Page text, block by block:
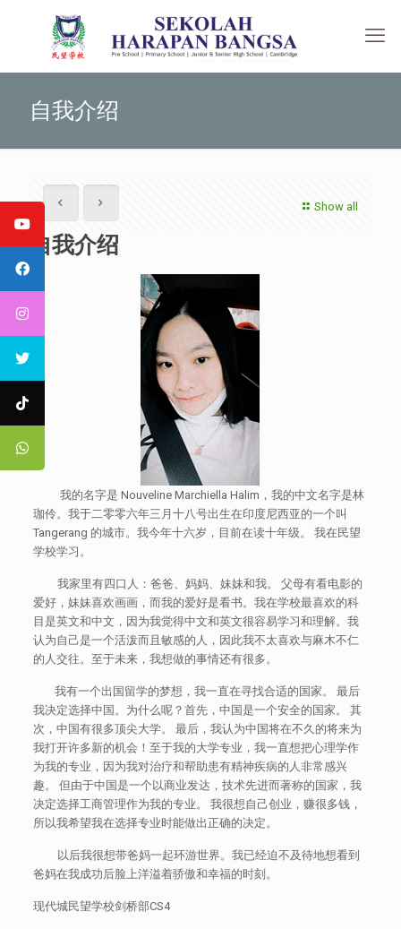
自我介绍
Show all
自我介绍
我的名字是 Nouveline Marchiella Halim，我的中文名字是林
珈伶。我于二零零六年三月十八号出生在印度尼西亚的一个叫
Tangerang 的城市。我今年十六岁，目前在读十年级。 我在民望
学校学习。
我家里有四口人：爸爸、妈妈、妹妹和我。 父母有看电影的
爱好，妹妹喜欢画画，而我的爱好是看书。我在学校最喜欢的科
目是英文和中文，因为我觉得中文和英文很容易学习和理解。我
认为自己是一个活泼而且敏感的人，因此我不太喜欢与麻木不仁
的人交往。至于未来，我想做的事情还有很多。
我有一个出国留学的梦想，我一直在寻找合适的国家。 最后
我决定选择中国。为什么呢？首先，中国是一个安全的国家。 其
次，中国有很多顶尖大学。 最后，我认为中国将在不久的将来为
我打开许多新的机会！至于我的大学专业，我一直想把心理学作
为我的专业，因为我对治疗和帮助患有精神疾病的人非常感兴
趣。 但由于中国是一个以商业发达，技术先进而著称的国家，我
决定选择工商管理作为我的专业。 我很想自己创业，赚很多钱，
所以我希望我在选择专业时能做出正确的决定。
以后我很想带爸妈一起环游世界。我已经迫不及待地想看到
爸妈在我成功后脸上洋溢着骄傲和幸福的时刻。
现代城民望学校剑桥部CS4